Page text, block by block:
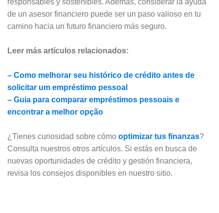
responsables y sostenibles. Además, considerar la ayuda
de un asesor financiero puede ser un paso valioso en tu
camino hacia un futuro financiero más seguro.
Leer más artículos relacionados:
– Como melhorar seu histórico de crédito antes de
solicitar um empréstimo pessoal
– Guia para comparar empréstimos pessoais e
encontrar a melhor opção
¿Tienes curiosidad sobre cómo optimizar tus finanzas?
Consulta nuestros otros artículos. Si estás en busca de
nuevas oportunidades de crédito y gestión financiera,
revisa los consejos disponibles en nuestro sitio.